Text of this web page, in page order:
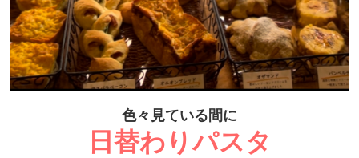
色々見ている間に
日替わりパスタ